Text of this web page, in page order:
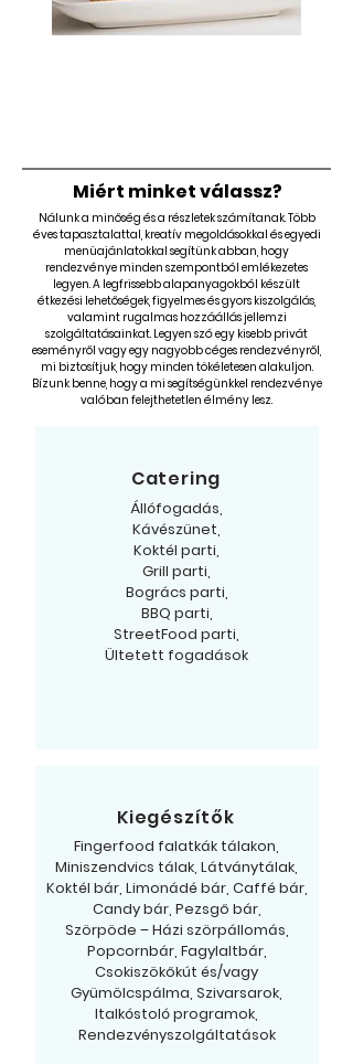
Miért minket válassz?
Nálunk a minőség és a részletek számítanak. Több
éves tapasztalattal, kreatív megoldásokkal és egyedi
menüajánlatokkal segítünk abban, hogy
rendezvénye minden szempontból emlékezetes
legyen. A legfrissebb alapanyagokból készült
étkezési lehetőségek, figyelmes és gyors kiszolgálás,
valamint rugalmas hozzáállás jellemzi
szolgáltatásainkat. Legyen szó egy kisebb privát
eseményről vagy egy nagyobb céges rendezvényről,
mi biztosítjuk, hogy minden tökéletesen alakuljon.
Bízunk benne, hogy a mi segítségünkkel rendezvénye
valóban felejthetetlen élmény lesz.
Catering
Állófogadás,
Kávészünet,
Koktél parti,
Grill parti,
Bogrács parti,
BBQ parti,
StreetFood parti,
Ültetett fogadások
Kiegészítők
Fingerfood falatkák tálakon,
Miniszendvics tálak, Látványtálak,
Koktél bár, Limonádé bár, Caffé bár,
Candy bár, Pezsgő bár,
Szörpöde – Házi szörpállomás,
Popcornbár, Fagylaltbár,
Csokiszökőkút és/vagy
Gyümölcspálma, Szivarsarok,
Italkóstoló programok,
Rendezvényszolgáltatások